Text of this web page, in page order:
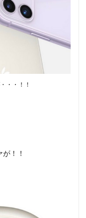
・・！！
！！